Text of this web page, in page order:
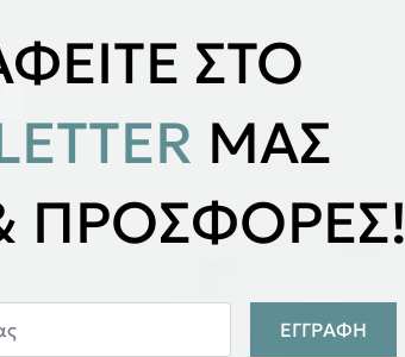
ΣΤΟ
ΜΑΣ
ΠΡΟΣΦΟΡΕΣ!
ΕΓΓΡΑΦΗ